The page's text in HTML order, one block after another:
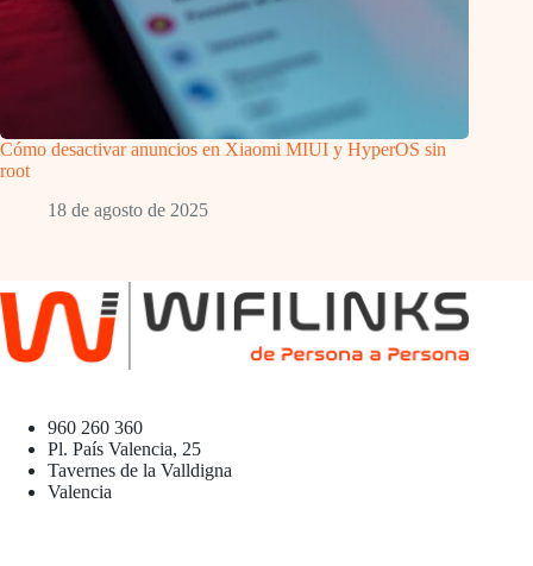
Cómo desactivar anuncios en Xiaomi MIUI y HyperOS sin
root
18 de agosto de 2025
960 260 360
Pl. País Valencia, 25
Tavernes de la Valldigna
Valencia